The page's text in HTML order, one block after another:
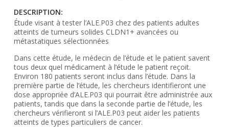
DESCRIPTION:
Étude visant à tester l’ALE.P03 chez des patients adultes
atteints de tumeurs solides CLDN1+ avancées ou
métastatiques sélectionnées
Dans cette étude, le médecin de l’étude et le patient savent
tous deux quel médicament à l’étude le patient reçoit.
Environ 180 patients seront inclus dans l’étude. Dans la
première partie de l’étude, les chercheurs identifieront une
dose appropriée d’ALE.P03 qui pourrait être administrée aux
patients, tandis que dans la seconde partie de l’étude, les
chercheurs vérifieront si l’ALE.P03 peut aider les patients
atteints de types particuliers de cancer.